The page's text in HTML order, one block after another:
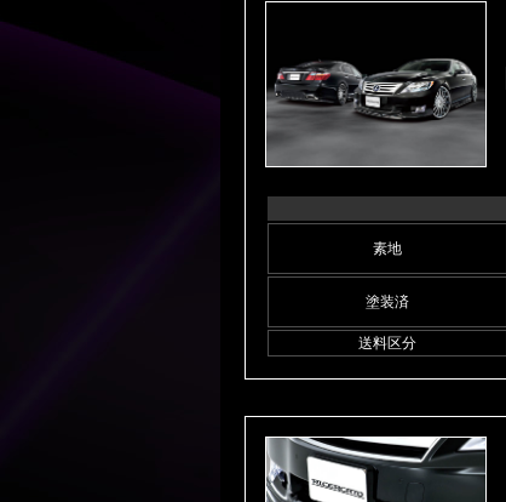
素地
塗装済
送料区分